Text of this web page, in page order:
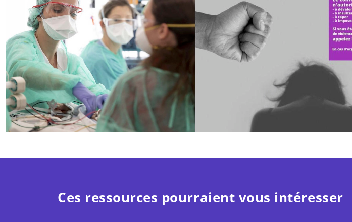
Ces ressources pourraient vous intéresser